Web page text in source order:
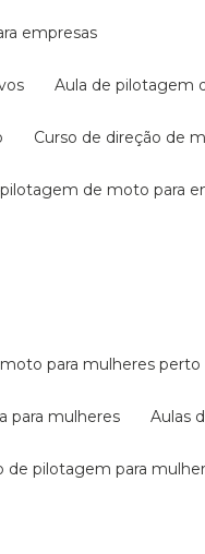
empresas
aula de pilotagem
curso de direção de
pilotagem de moto para
moto para mulheres
para mulheres
de pilotagem para